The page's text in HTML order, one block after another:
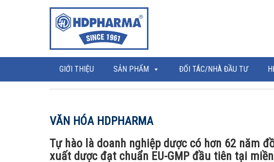
GIỚI THIỆU SẢN PHẨM ĐỐI TÁC/NHÀ ĐẦU TƯ
VĂN HÓA HDPHARMA
Tự hào là doanh nghiệp dược có hơn 62 năm
xuất dược đạt chuẩn EU-GMP đầu tiên tại